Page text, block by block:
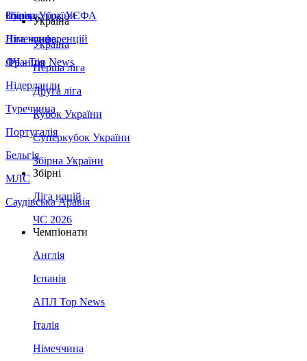
Збірна України
Італія
Німеччина
Франція
Нідерланди
Туреччина
Португалія
Бельгія
МЛС
Саудівська Аравія
Суперкубок УЄФА
Ліга конференцій
ЛЧ - Top News
Україна
Україна
Перша ліга
Друга ліга
Кубок України
Суперкубок України
Збірна України
Збірні
Ліга націй
ЧС 2026
Чемпіонати
Англія
Іспанія
АПЛ Top News
Італія
Німеччина